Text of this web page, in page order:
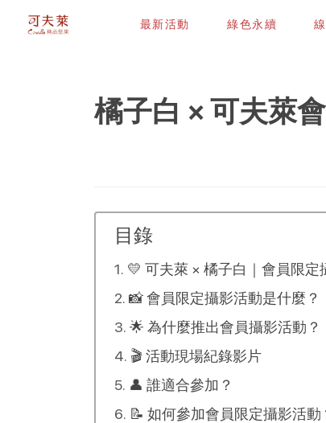
最新活動 綠色永續
橘子白 × 可夫萊
目錄
💛 可夫萊 × 橘子白｜會員限定
📸 會員限定攝影活動是什麼？
🌟 為什麼推出會員攝影活動？
🎬 活動現場紀錄影片
👤 誰適合參加？
📝 如何參加會員限定攝影活動